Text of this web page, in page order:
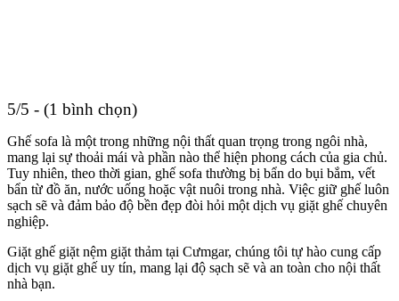
5/5 - (1 bình chọn)
Ghế sofa là một trong những nội thất quan trọng trong ngôi nhà,
mang lại sự thoải mái và phần nào thể hiện phong cách của gia chủ.
Tuy nhiên, theo thời gian, ghế sofa thường bị bẩn do bụi bắm, vết
bẩn từ đồ ăn, nước uống hoặc vật nuôi trong nhà. Việc giữ ghế luôn
sạch sẽ và đảm bảo độ bền đẹp đòi hỏi một dịch vụ giặt ghế chuyên
nghiệp.
Giặt ghế giặt nệm giặt thảm tại Cưmgar, chúng tôi tự hào cung cấp
dịch vụ giặt ghế uy tín, mang lại độ sạch sẽ và an toàn cho nội thất
nhà bạn.